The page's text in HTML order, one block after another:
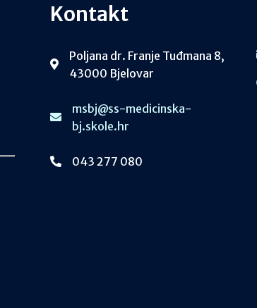
Kontakt
Poljana dr. Franje Tuđmana 8,
43000 Bjelovar
msbj@ss-medicinska-
bj.skole.hr
043 277 080